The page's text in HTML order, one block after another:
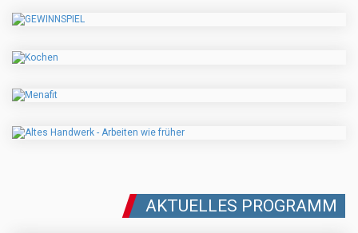
AKTUELLES PROGRAMM